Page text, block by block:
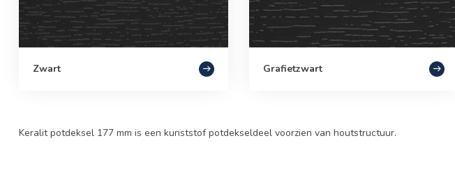
Zwart Grafietzwart
Keralit potdeksel 177 mm is een kunststof potdekseldeel voorzien van houtstructuur.